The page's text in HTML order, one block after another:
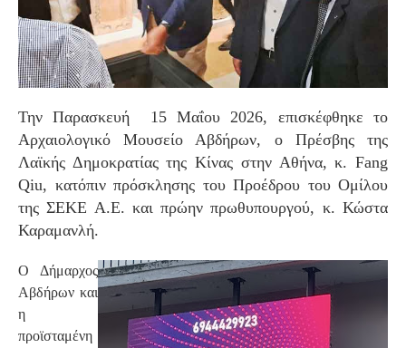
Την Παρασκευή 15 Μαΐου 2026, επισκέφθηκε το
Αρχαιολογικό Μουσείο Αβδήρων, ο Πρέσβης της
Λαϊκής Δημοκρατίας της Κίνας στην Αθήνα, κ. Fang
Qiu, κατόπιν πρόσκλησης του Προέδρου του Ομίλου
της ΣΕΚΕ Α.Ε. και πρώην πρωθυπουργού, κ. Κώστα
Καραμανλή.
Ο Δήμαρχος
Αβδήρων και
η
προϊσταμένη